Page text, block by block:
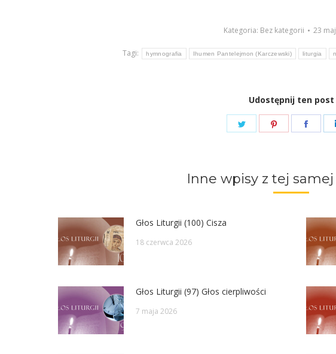
Kategoria: Bez kategorii 23
Tagi: hymnografia Ihumen Pantelejmon (Karczewski) liturgia
Udostępnij ten post
Share
Share
Share
Inne wpisy z tej
Głos Liturgii (100) Cisza
18 czerwca 2026
Głos Liturgii (97) Głos cierpliwości
7 maja 2026